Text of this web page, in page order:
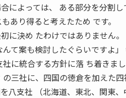
によっては、 ある部分を分割
あり得ると考えたため です。
に決め たわけではありません。
て案も検討したぐらいですよ
に統合する方針に落 ち着きまし
三社に、四国の徳倉を加えた
八支社 （北海道、東北、関東、